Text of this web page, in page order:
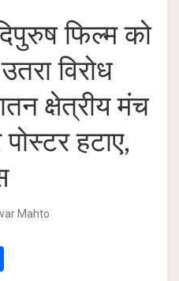
फिल्म को
विरोध
क्षेत्रीय मंच
हटाए,
Mahto